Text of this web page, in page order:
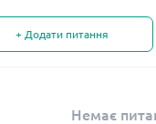
+ Додати питання
Немає